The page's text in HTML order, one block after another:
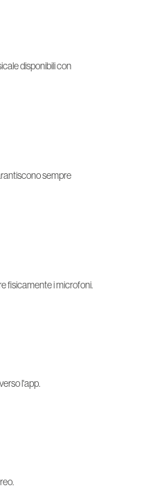
disponibili con
sempre
fisicamente i microfoni.
l'app.